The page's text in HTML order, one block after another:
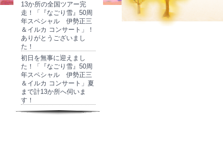
13か所の全国ツアー完
走！「『なごり雪』50周
年スペシャル 伊勢正三
＆イルカ コンサート」！
ありがとうございまし
た！
初日を無事に迎えまし
た！「『なごり雪』50周
年スペシャル 伊勢正三
＆イルカ コンサート」夏
まで計13か所へ伺いま
す！